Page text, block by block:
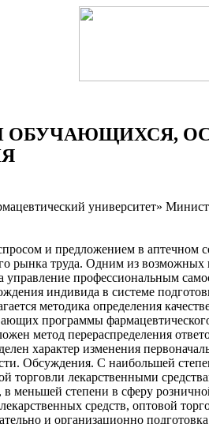
ОБУЧАЮЩИХСЯ,
университет»
и предложением в аптечном
рынка труда. Одним из
профессиональным
индивида в системе
методика определения
программы
метод перераспределения
характер изменения
Обсуждения. С наибольшей
торговли лекарственными
меньшей степени в сферу
средств, оптовой
и организационно